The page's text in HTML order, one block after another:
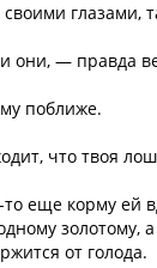
своими глазами,
— правда
поближе.
что твоя
еще корму ей
золотому,
от голода.